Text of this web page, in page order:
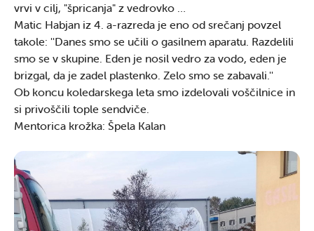
vrvi v cilj, "špricanja" z vedrovko …
Matic Habjan iz 4. a-razreda je eno od srečanj povzel
takole: ''Danes smo se učili o gasilnem aparatu. Razdelili
smo se v skupine. Eden je nosil vedro za vodo, eden je
brizgal, da je zadel plastenko. Zelo smo se zabavali.''
Ob koncu koledarskega leta smo izdelovali voščilnice in
si privoščili tople sendviče.
Mentorica krožka: Špela Kalan